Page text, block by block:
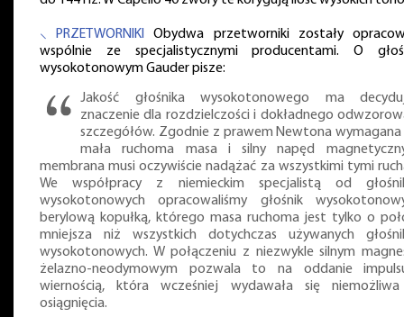
⸜ PRZETWORNIKI
Obydwa przetworniki zostały
wspólnie ze specjalistycznymi producentami. O
wysokotonowym Gauder pisze:
Jakość głośnika wysokotonowego ma
znaczenie dla rozdzielczości i dokładnego
szczegółów. Zgodnie z prawem Newtona
mała ruchoma masa i silny napęd
membrana musi oczywiście nadążać za wszystkimi tymi
We współpracy z niemieckim specjalistą od
wysokotonowych opracowaliśmy głośnik
berylową kopułką, którego masa ruchoma jest tylko o
mniejsza niż wszystkich dotychczas używanych
wysokotonowych. W połączeniu z niezwykle silnym
żelazno-neodymowym pozwala to na oddanie
wiernością, która wcześniej wydawała się
osiągnięcia.